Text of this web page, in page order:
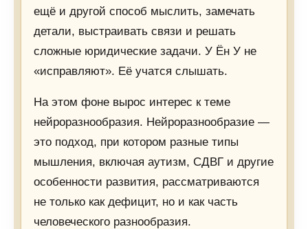
ещё и другой способ мыслить, замечать
детали, выстраивать связи и решать
сложные юридические задачи. У Ён У не
«исправляют». Её учатся слышать.
На этом фоне вырос интерес к теме
нейроразнообразия. Нейроразнообразие —
это подход, при котором разные типы
мышления, включая аутизм, СДВГ и другие
особенности развития, рассматриваются
не только как дефицит, но и как часть
человеческого разнообразия.